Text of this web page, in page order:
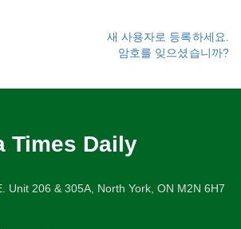
새 사용자로 등록하세요.
암호를 잊으셨습니까?
Times Daily
Unit 206 & 305A, North York, ON M2N 6H7